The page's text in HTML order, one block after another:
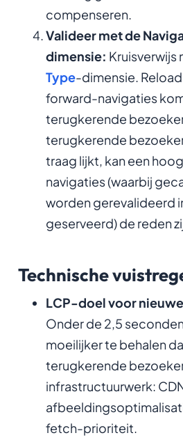
compenseren.
Valideer met de
dimensie: Kruisverwijs
Type-dimensie.
forward-navigaties
terugkerende
terugkerende
traag lijkt, kan een
navigaties (waarbij
worden gerevalideerd
geserveerd) de reden
Technische
LCP-doel voor
Onder de 2,5
moeilijker te behalen
terugkerende
infrastructuurwerk:
fetch-prioriteit.